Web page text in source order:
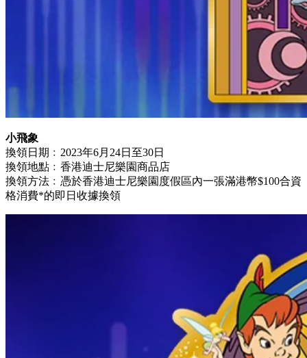
小飛象
換領日期﹕2023年6月24日至30日
換領地點﹕香港迪士尼樂園商品店
換領方法﹕憑於香港迪士尼樂園度假區內一張滿港幣$100合資
格消費*的即日收據換領